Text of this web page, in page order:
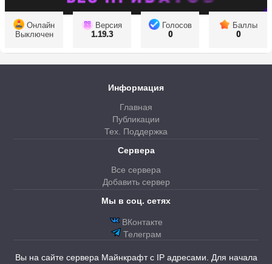
Онлайн
Выключен
Версия
1.19.3
Голосов
0
Баллы
0
Информация
Главная
Публикации
Тех. Поддержка
Сервера
Все сервера
Добавить сервер
Мы в соц. сетях
ВКонтакте
Телеграм
Вы на сайте сервера Майнкрафт с IP адресами. Для начала